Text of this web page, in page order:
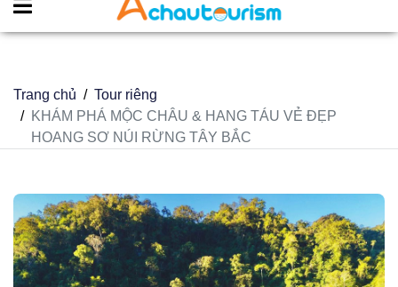
Trang chủ
Tour riêng
KHÁM PHÁ MỘC CHÂU & HANG TÁU VẺ ĐẸP
HOANG SƠ NÚI RỪNG TÂY BẮC